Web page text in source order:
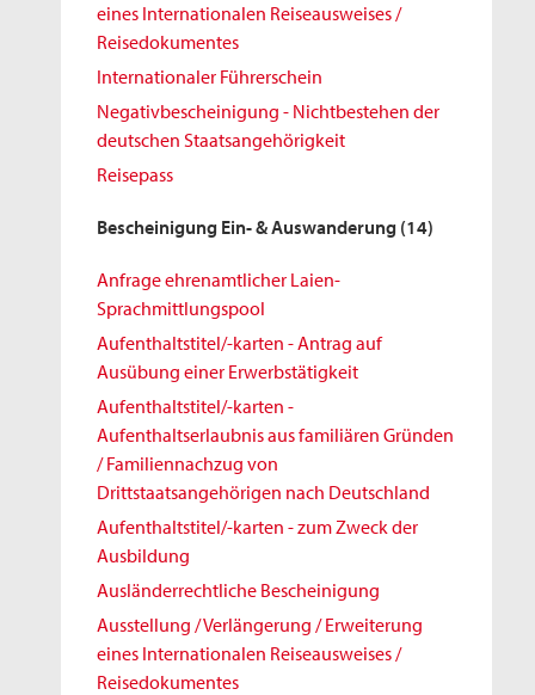
eines Internationalen Reiseausweises /
Reisedokumentes
Internationaler Führerschein
Negativbescheinigung - Nichtbestehen der
deutschen Staatsangehörigkeit
Reisepass
Bescheinigung Ein- & Auswanderung (14)
Anfrage ehrenamtlicher Laien-
Sprachmittlungspool
Aufenthaltstitel/-karten - Antrag auf
Ausübung einer Erwerbstätigkeit
Aufenthaltstitel/-karten -
Aufenthaltserlaubnis aus familiären Gründen
/ Familiennachzug von
Drittstaatsangehörigen nach Deutschland
Aufenthaltstitel/-karten - zum Zweck der
Ausbildung
Ausländerrechtliche Bescheinigung
Ausstellung / Verlängerung / Erweiterung
eines Internationalen Reiseausweises /
Reisedokumentes